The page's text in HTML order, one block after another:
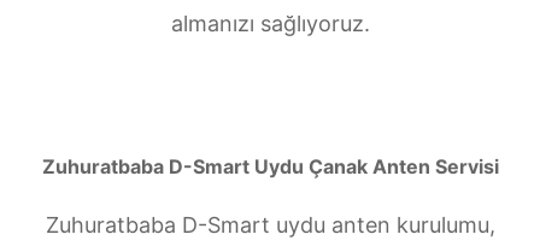
almanızı sağlıyoruz.
Zuhuratbaba D-Smart Uydu Çanak Anten Servisi
Zuhuratbaba D-Smart uydu anten kurulumu,